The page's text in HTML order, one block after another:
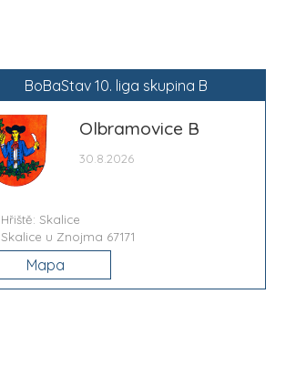
BoBaStav 10. liga skupina B
Olbramovice B
30.8.2026
Hřiště: Skalice
Skalice u Znojma 67171
Mapa